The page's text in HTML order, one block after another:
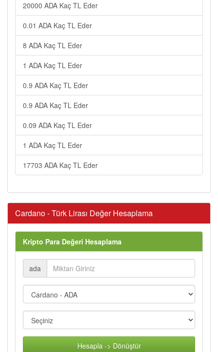
20000 ADA Kaç TL Eder
0.01 ADA Kaç TL Eder
8 ADA Kaç TL Eder
1 ADA Kaç TL Eder
0.9 ADA Kaç TL Eder
0.9 ADA Kaç TL Eder
0.09 ADA Kaç TL Eder
1 ADA Kaç TL Eder
17703 ADA Kaç TL Eder
Cardano - Türk Lirası Değer Hesaplama
Kripto Para Değeri Hesaplama
ada
Hesapla -> Dönüştür